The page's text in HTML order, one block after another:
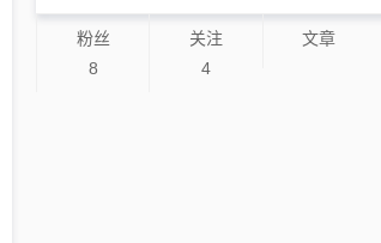
粉丝
8
关注
4
文章